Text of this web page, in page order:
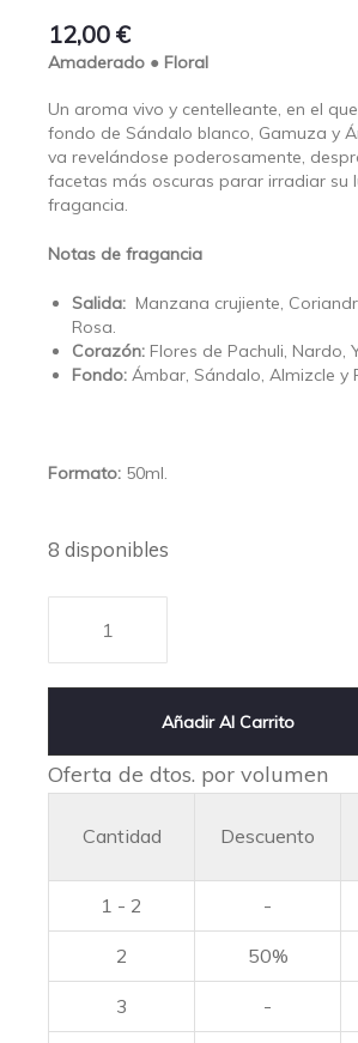
12,00 €
Amaderado ● Floral
Un aroma vivo y centelleante, en el
fondo de Sándalo blanco, Gamuza y
va revelándose poderosamente,
facetas más oscuras parar irradiar su
fragancia.
Notas de fragancia
Salida: Manzana crujiente,
Rosa.
Corazón: Flores de Pachuli, Nardo,
Fondo: Ámbar, Sándalo, Almizcle y
Formato: 50ml.
8 disponibles
Añadir Al Carrito
Oferta de dtos. por volumen
Cantidad Descuento
1 - 2 -
2 50%
3 -